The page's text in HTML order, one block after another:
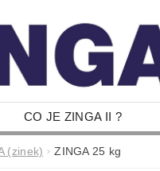
CO JE ZINGA II ?
(zinek) ZINGA 25 kg